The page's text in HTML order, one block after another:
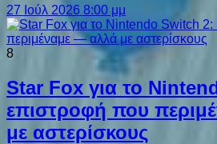
27 Ιούλ 2026 8:00 μμ
8
Star Fox για το
επιστροφή που
με αστερίσκους